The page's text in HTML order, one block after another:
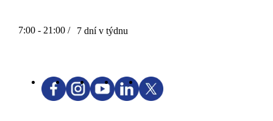
7:00 - 21:00 / 7 dní v týdnu